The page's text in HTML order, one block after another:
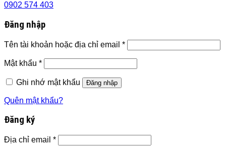
0902 574 403
Đăng nhập
Tên tài khoản hoặc địa chỉ email *
Mật khẩu *
Ghi nhớ mật khẩu Đăng nhập
Quên mật khẩu?
Đăng ký
Địa chỉ email *